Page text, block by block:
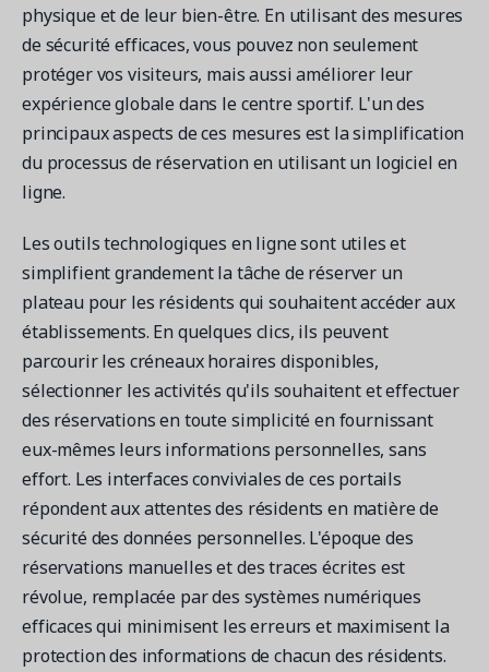
physique et de leur bien-être. En utilisant des mesures
de sécurité efficaces, vous pouvez non seulement
protéger vos visiteurs, mais aussi améliorer leur
expérience globale dans le centre sportif. L'un des
principaux aspects de ces mesures est la simplification
du processus de réservation en utilisant un logiciel en
ligne.
Les outils technologiques en ligne sont utiles et
simplifient grandement la tâche de réserver un
plateau pour les résidents qui souhaitent accéder aux
établissements. En quelques clics, ils peuvent
parcourir les créneaux horaires disponibles,
sélectionner les activités qu'ils souhaitent et effectuer
des réservations en toute simplicité en fournissant
eux-mêmes leurs informations personnelles, sans
effort. Les interfaces conviviales de ces portails
répondent aux attentes des résidents en matière de
sécurité des données personnelles. L'époque des
réservations manuelles et des traces écrites est
révolue, remplacée par des systèmes numériques
efficaces qui minimisent les erreurs et maximisent la
protection des informations de chacun des résidents.